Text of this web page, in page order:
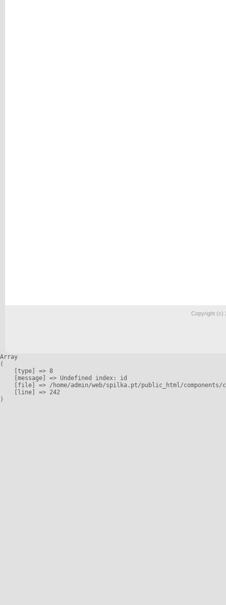
Copyright (c)
Array
(
    [type] => 8
    [message] => Undefined index: id
[file] => /home/admin/web/spilka.pt/public_html/
    [line] => 242